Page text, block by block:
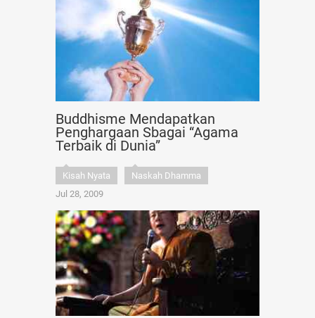
Buddhisme Mendapatkan
Penghargaan Sbagai “Agama
Terbaik di Dunia”
Kisah Nyata
Naskah Dhamma
Jul 28, 2009